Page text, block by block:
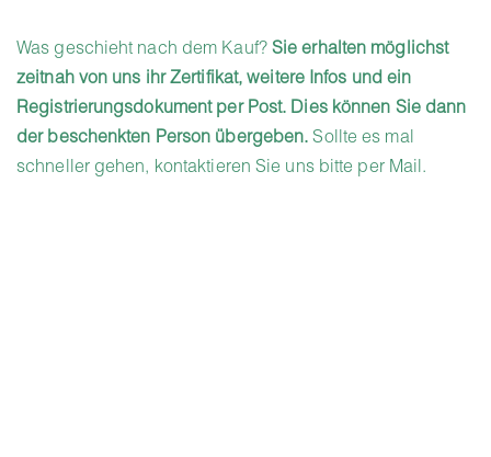
Was geschieht nach dem Kauf? Sie erhalten möglichst
zeitnah von uns ihr Zertifikat, weitere Infos und ein
Registrierungsdokument per Post. Dies können Sie dann
der beschenkten Person übergeben.Sollte es mal
schneller gehen, kontaktieren Sie uns bitte per Mail.